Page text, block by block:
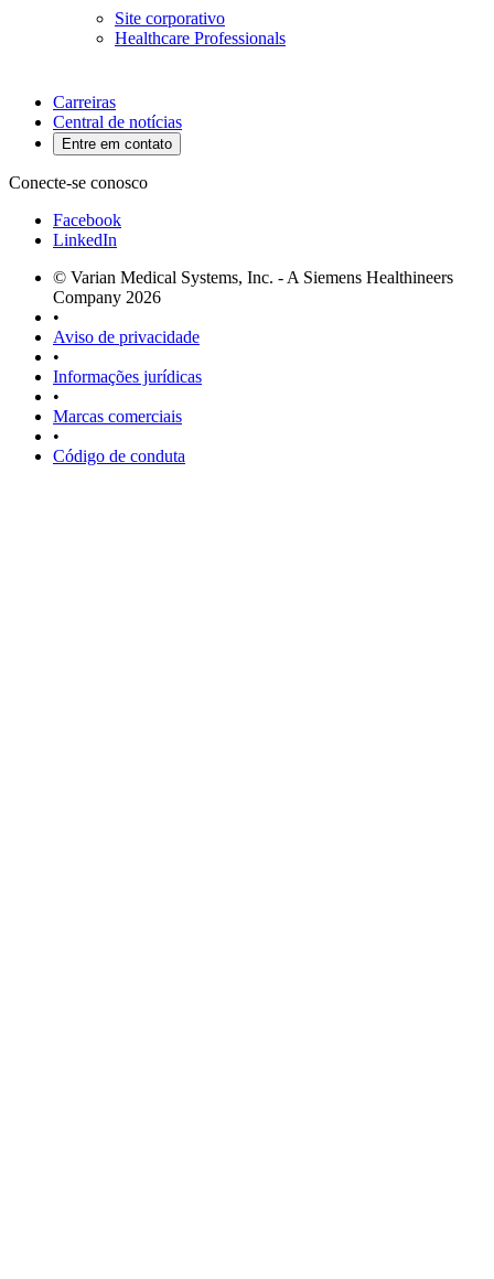
Site corporativo
Healthcare Professionals
Carreiras
Central de notícias
Entre em contato
Conecte-se conosco
Facebook
LinkedIn
© Varian Medical Systems, Inc. - A Siemens Healthineers
Company 2026
•
Aviso de privacidade
•
Informações jurídicas
•
Marcas comerciais
•
Código de conduta